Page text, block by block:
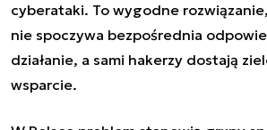
cyberataki. To wygodne
nie spoczywa bezpośrednia
działanie, a sami hakerzy dostają
wsparcie.